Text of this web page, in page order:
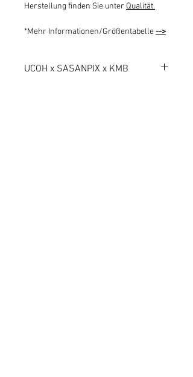
Herstellung finden Sie unter Qualität.
*Mehr Informationen/Größentabelle-->
UCOH x SASANPIX x KMB